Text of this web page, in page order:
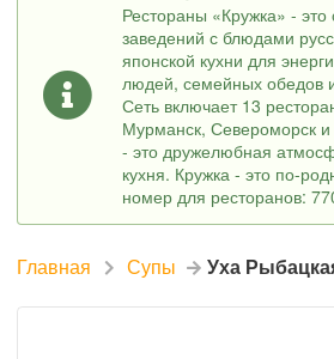
Рестораны «Кружка» - это
заведений с блюдами
японской кухни для
людей, семейных обедов
Сеть включает 13
Мурманск, Североморск
- это дружелюбная
кухня. Кружка - это по-
номер для ресторанов:
Главная Супы Уха